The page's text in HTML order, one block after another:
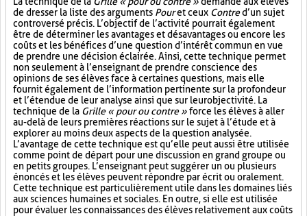
de dresser la liste des arguments Pouret ceux Contred’un sujet
controversé précis. L’objectif de l’activité pourrait également
être de déterminer les avantages et désavantages ou encore les
coûts et les bénéfices d’une question d’intérêt commun en vue
de prendre une décision éclairée. Ainsi, cette technique permet
non seulement à l’enseignant de prendre conscience des
opinions de ses élèves face à certaines questions, mais elle
fournit également de l’information pertinente sur la profondeur
et l’étendue de leur analyse ainsi que sur leur objectivité. La
technique de la Grille « pour ou contre »force les élèves à aller
au-delà de leurs premières réactions sur le sujet à l’étude et à
explorer au moins deux aspects de la question analysée.
L’avantage de cette technique est qu’elle peut aussi être utilisée
comme point de départ pour une discussion en grand groupe ou
en petits groupes. L’enseignant peut suggérer un ou plusieurs
énoncés et les élèves peuvent répondre par écrit ou oralement.
Cette technique est particulièrement utile dans les domaines liés
aux sciences humaines et sociales. En outre, si elle est utilisée
pour évaluer les connaissances des élèves relativement aux coûts